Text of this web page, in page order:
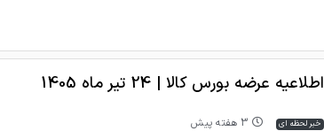
اطلاعیه عرضه بورس کالا | 24 تیر ماه 1405
خبر لحظه ای 3 هفته پیش